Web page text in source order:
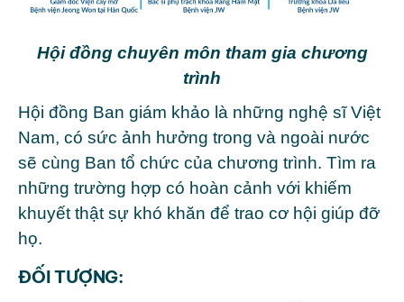
Hội đồng chuyên môn tham gia chương
trình
Hội đồng Ban giám khảo là những nghệ sĩ Việt
Nam, có sức ảnh hưởng trong và ngoài nước
sẽ cùng Ban tổ chức của chương trình. Tìm ra
những trường hợp có hoàn cảnh với khiếm
khuyết thật sự khó khăn để trao cơ hội giúp đỡ
họ.
ĐỐI TƯỢNG: